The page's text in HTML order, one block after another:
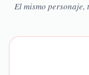
El mismo personaje,